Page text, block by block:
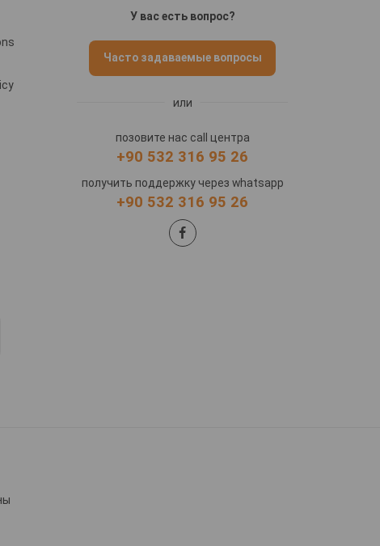
У вас есть вопрос?
Часто задаваемые вопросы
или
позовите нас call центра
+90 532 316 95 26
получить поддержку через whatsapp
+90 532 316 95 26